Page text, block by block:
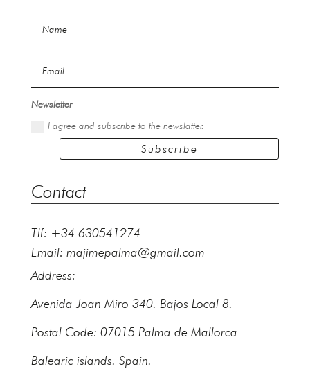
Newsletter
I agree and subscribe to the newslatter.
Subscribe
Contact
Tlf: +34 630541274
Email: majimepalma@gmail.com
Address:
Avenida Joan Miro 340. Bajos Local 8.
Postal Code: 07015 Palma de Mallorca
Balearic islands. Spain.